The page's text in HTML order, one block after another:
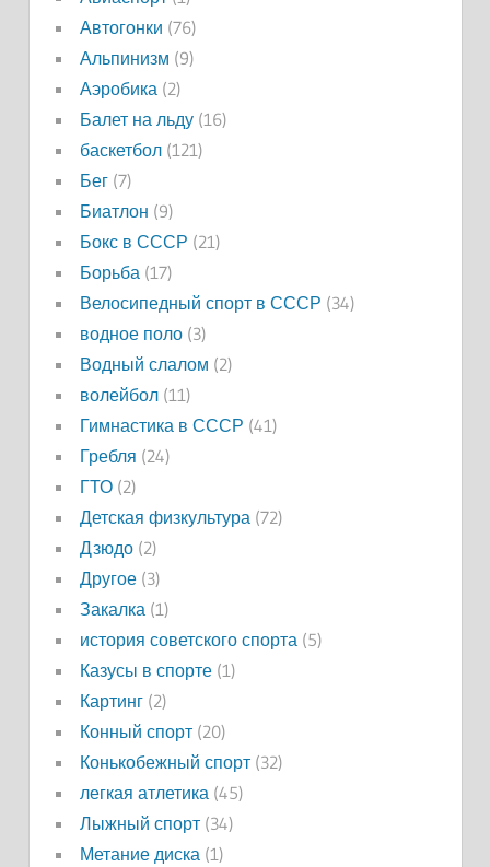
Автогонки (76)
Альпинизм (9)
Аэробика (2)
Балет на льду(16)
баскетбол(121)
Бег(7)
Биатлон (9)
Бокс в СССР (21)
Борьба (17)
Велосипедный спорт в СССР (34)
водное поло(3)
Водный слалом (2)
волейбол(11)
Гимнастика в СССР (41)
Гребля (24)
ГТО(2)
Детская физкультура (72)
Дзюдо(2)
Другое(3)
Закалка (1)
история советского спорта (5)
Казусы в спорте(1)
Картинг(2)
Конный спорт(20)
Конькобежный спорт(32)
легкая атлетика (45)
Лыжный спорт(34)
Метание диска (1)